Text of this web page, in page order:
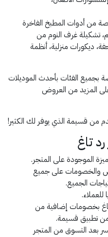
من أدوات المطبخ الفاخرة
تشكيلة غرف النوم من
ديكورات منزلية، أنظمة
بجميع الفئات بأحدث الموديلات
المزيد من العروض
من قسيمة الذي يوفر لك الكثير!
تاغ
الموجودة على المتجر.
والخصومات على جميع
الجميع.
للعملاء.
بخصومات إضافية من
تطبيق قسيمة.
بعد التسوق من المتجر